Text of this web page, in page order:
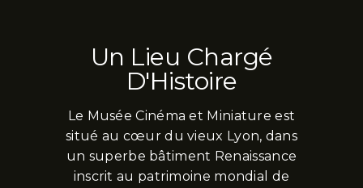
Un Lieu Chargé
D'Histoire
Le Musée Cinéma et Miniature est
situé au cœur du vieux Lyon, dans
un superbe bâtiment Renaissance
inscrit au patrimoine mondial de